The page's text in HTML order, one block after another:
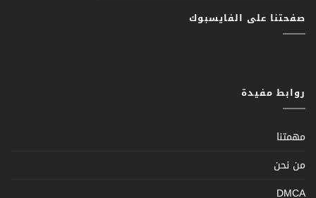
صفحتنا على الفايسبوك
روابط مفيدة
مهمتنا
من نحن
DMCA